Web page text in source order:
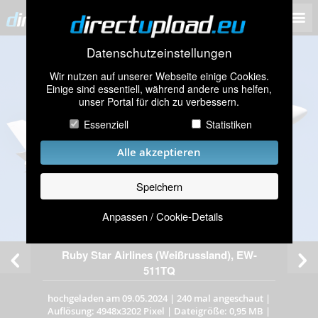
Datenschutzeinstellungen
Wir nutzen auf unserer Webseite einige Cookies.
Einige sind essentiell, während andere uns helfen,
unser Portal für dich zu verbessern.
Essenziell
Statistiken
Alle akzeptieren
Speichern
Anpassen / Cookie-Details
Ruby Star Airlines (Weißrussland), EW-
511TQ
hochgeladen am 09.05.2024 | 240 mal angeschaut |
Auflösung: 4948x3202 Pixel | Dateigröße: 0,95 MB |